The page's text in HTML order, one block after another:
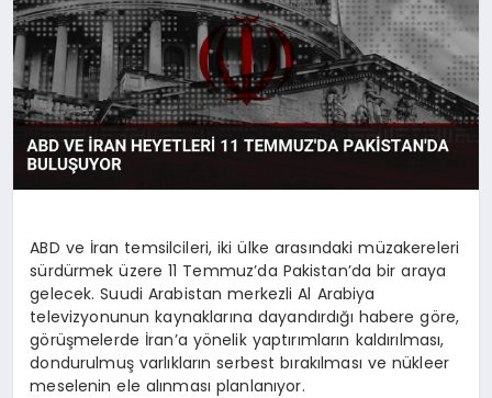
ABD ve İran temsilcileri, iki ülke arasındaki müzakereleri
sürdürmek üzere 11 Temmuz’da Pakistan’da bir araya
gelecek. Suudi Arabistan merkezli Al Arabiya
televizyonunun kaynaklarına dayandırdığı habere göre,
görüşmelerde İran’a yönelik yaptırımların kaldırılması,
dondurulmuş varlıkların serbest bırakılması ve nükleer
meselenin ele alınması planlanıyor.